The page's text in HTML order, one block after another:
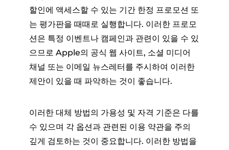
할인에 액세스할 수 있는 기간 한정 프로모션 또
는 평가판을 때때로 실행합니다. 이러한 프로모
션은 특정 이벤트나 캠페인과 관련이 있을 수 있
으므로 Apple의 공식 웹 사이트, 소셜 미디어
채널 또는 이메일 뉴스레터를 주시하여 이러한
제안이 있을 때 파악하는 것이 좋습니다.
이러한 대체 방법의 가용성 및 자격 기준은 다를
수 있으며 각 옵션과 관련된 이용 약관을 주의
깊게 검토하는 것이 중요합니다. 이러한 방법을